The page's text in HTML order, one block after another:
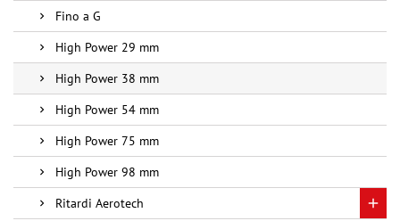
Fino a G
High Power 29 mm
High Power 38 mm
High Power 54 mm
High Power 75 mm
High Power 98 mm
Ritardi Aerotech